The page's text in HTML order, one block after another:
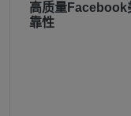
高质量Facebook
靠性